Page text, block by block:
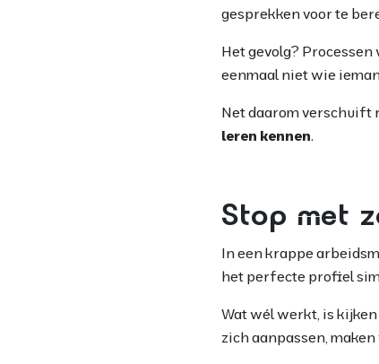
gesprekken voor te
Het gevolg?
eenmaal niet wie
Net daarom verschuift
leren kennen.
Stop met
In een krappe
het perfecte profiel
Wat wél werkt, is
zich aanpassen,